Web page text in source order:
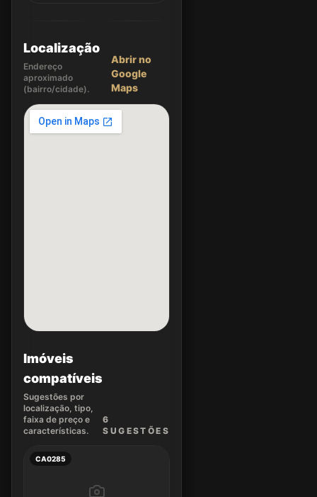
Localização
Endereço
aproximado
(bairro/cidade).
Abrir no
Google
Maps
Imóveis
compatíveis
Sugestões por
localização, tipo,
faixa de preço e
características.
6
SUGEST ÕES
CA0285